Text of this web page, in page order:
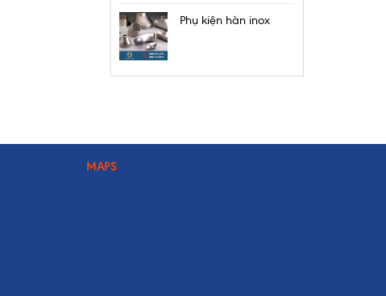
Phụ kiện hàn inox
MAPS